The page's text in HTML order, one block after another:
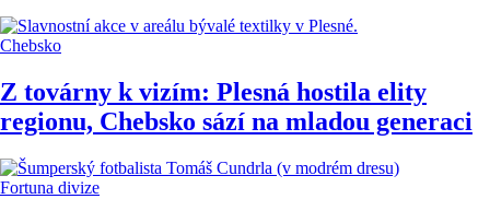
Chebsko
Z továrny k vizím: Plesná hostila elity
regionu, Chebsko sází na mladou generaci
Fortuna divize